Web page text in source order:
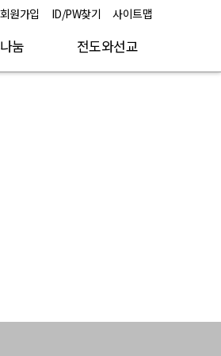
회원가입 ID/PW찾기 사이트맵
눔 전도와선교